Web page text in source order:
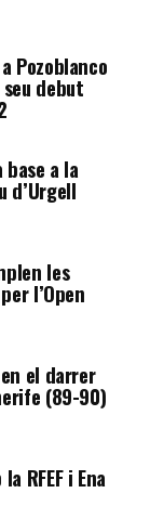
Pozoblanco
debut
base a la
d’Urgell
les
l’Open
el darrer
(89-90)
RFEF i Ena